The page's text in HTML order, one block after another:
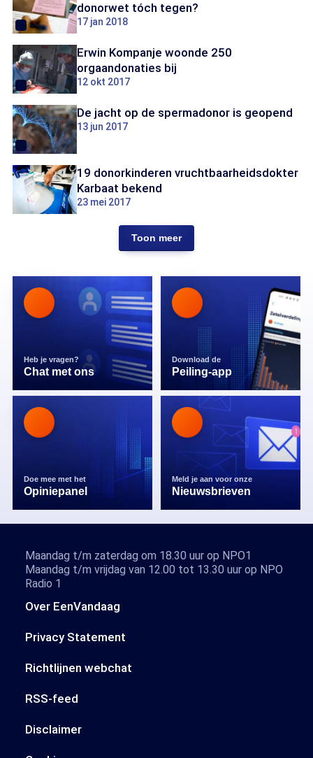
donorwet tóch tegen?
17 jan 2018
Erwin Kompanje woonde 250
orgaandonaties bij
12 okt 2017
De jacht op de spermadonor is geopend
13 jun 2017
19 donorkinderen vruchtbaarheidsdokter
Karbaat bekend
23 mei 2017
Toon meer
Heb je vragen?
Chat met ons
Download de
Peiling-app
Doe mee met het
Opiniepanel
Meld je aan voor onze
Nieuwsbrieven
Over EenVandaag
Privacy Statement
Richtlijnen webchat
RSS-feed
Disclaimer
Maandag t/m zaterdag om 18.30 uur op NPO1
Maandag t/m vrijdag van 12.00 tot 13.30 uur op NPO
Radio 1